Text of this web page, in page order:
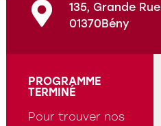
135, Grande Rue
01370Bény
PROGRAMME
TERMINÉ
Pour trouver nos